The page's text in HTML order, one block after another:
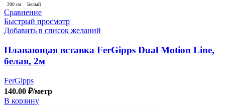
200 см Белый
Сравнение
Быстрый просмотр
Добавить в список желаний
Плавающая вставка FerGipps Dual Motion Line,
белая, 2м
FerGipps
140.00 ₽/метр
В корзину